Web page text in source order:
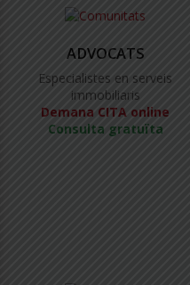
ADVOCATS
Especialistes en serveis
immobiliaris
Demana CITA online
Consulta gratuïta